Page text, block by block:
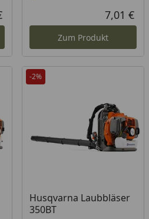
Aktueller Preis 7,01 €
Zum Produkt
-2%
Husqvarna Laubbläser
350BT
Produkt nicht lieferbar